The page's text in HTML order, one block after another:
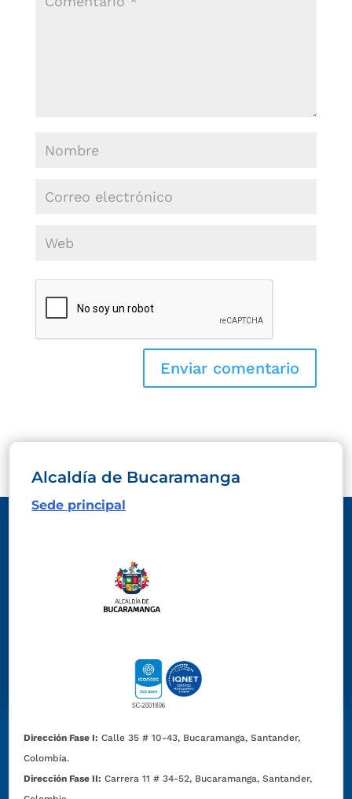
Alcaldía de Bucaramanga
Sede principal
Dirección Fase I: Calle 35 # 10-43, Bucaramanga, Santander,
Colombia.
Dirección Fase II: Carrera 11 # 34-52, Bucaramanga, Santander,